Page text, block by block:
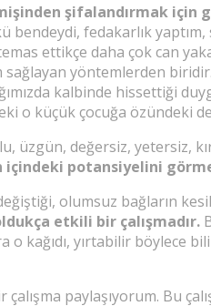
şifalandırmak için
fedakarlık
ettikçe daha çok can
sağlayan yöntemlerden
kalbinde hissettiği
o küçük çocuğa özündeki
üzgün, değersiz,
içindeki potansiyelini
olumsuz bağların
etkili bir çalışmadır.
kağıdı, yırtabilir böylece
paylaşıyorum. Bu